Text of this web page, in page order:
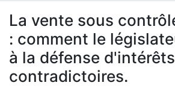
À propos
La vente sous
: comment le
à la défense d'intérêts
contradictoires.